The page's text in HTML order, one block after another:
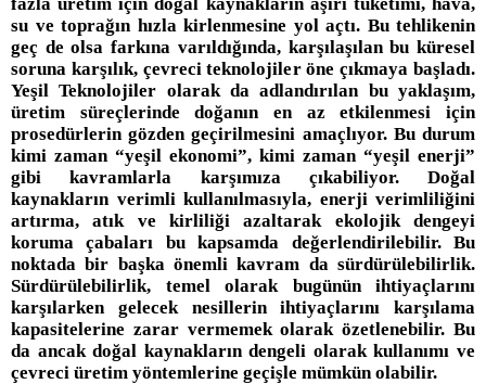
su ve toprağın hızla kirlenmesine yol açtı. Bu tehlikenin
geç de olsa farkına varıldığında, karşılaşılan bu küresel
soruna karşılık, çevreci teknolojiler öne çıkmaya başladı.
Yeşil Teknolojiler olarak da adlandırılan bu yaklaşım,
üretim süreçlerinde doğanın en az etkilenmesi için
prosedürlerin gözden geçirilmesini amaçlıyor. Bu durum
kimi zaman “yeşil ekonomi”, kimi zaman “yeşil enerji”
gibi kavramlarla karşımıza çıkabiliyor. Doğal
kaynakların verimli kullanılmasıyla, enerji verimliliğini
artırma, atık ve kirliliği azaltarak ekolojik dengeyi
koruma çabaları bu kapsamda değerlendirilebilir. Bu
noktada bir başka önemli kavram da sürdürülebilirlik.
Sürdürülebilirlik, temel olarak bugünün ihtiyaçlarını
karşılarken gelecek nesillerin ihtiyaçlarını karşılama
kapasitelerine zarar vermemek olarak özetlenebilir. Bu
da ancak doğal kaynakların dengeli olarak kullanımı ve
çevreci üretim yöntemlerine geçişle mümkün olabilir.